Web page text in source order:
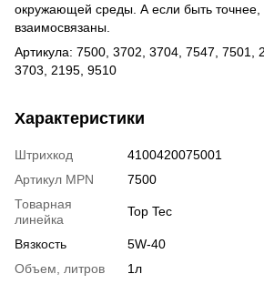
окружающей среды. А если быть точнее,
взаимосвязаны.
Артикула: 7500, 3702, 3704, 7547, 7501,
3703, 2195, 9510
Характеристики
Штрихкод
4100420075001
Артикул MPN
7500
Товарная
линейка
Top Tec
Вязкость
5W-40
Объем, литров
1л